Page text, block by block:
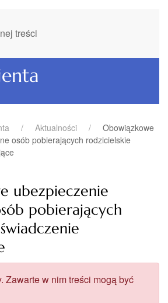
treści
Aktualności
Obowiązkowe
osób pobierających rodzicielskie
ubezpieczenie
pobierających
Zawarte w nim treści mogą być